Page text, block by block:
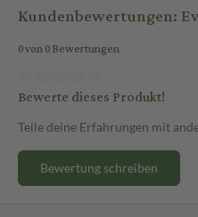
Kundenbewertungen:
0 von 0 Bewertungen
Bewerte dieses Produkt!
Teile deine Erfahrungen mit
Bewertung schreiben